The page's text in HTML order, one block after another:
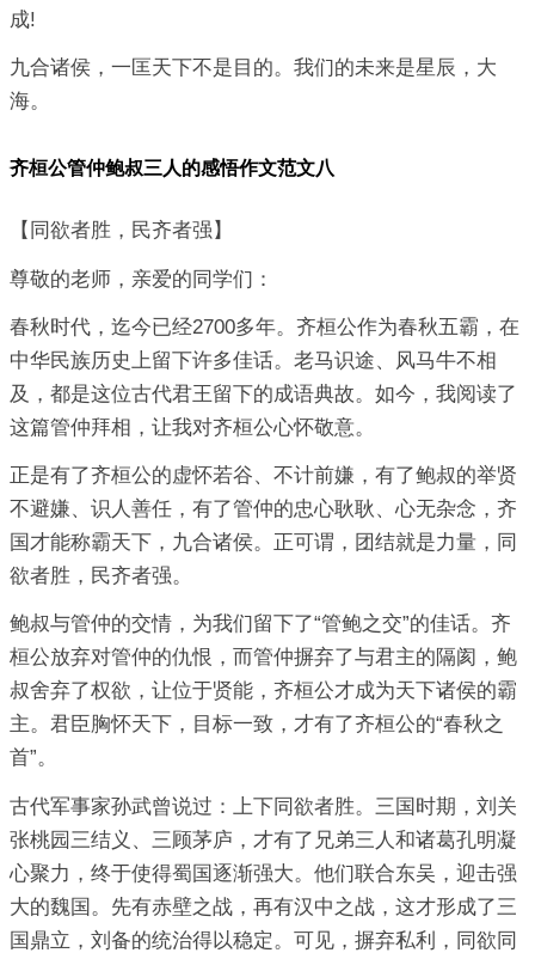
成!
九合诸侯，一匡天下不是目的。我们的未来是星辰，大
海。
齐桓公管仲鲍叔三人的感悟作文范文八
【同欲者胜，民齐者强】
尊敬的老师，亲爱的同学们：
春秋时代，迄今已经2700多年。齐桓公作为春秋五霸，在
中华民族历史上留下许多佳话。老马识途、风马牛不相
及，都是这位古代君王留下的成语典故。如今，我阅读了
这篇管仲拜相，让我对齐桓公心怀敬意。
正是有了齐桓公的虚怀若谷、不计前嫌，有了鲍叔的举贤
不避嫌、识人善任，有了管仲的忠心耿耿、心无杂念，齐
国才能称霸天下，九合诸侯。正可谓，团结就是力量，同
欲者胜，民齐者强。
鲍叔与管仲的交情，为我们留下了“管鲍之交”的佳话。齐
桓公放弃对管仲的仇恨，而管仲摒弃了与君主的隔阂，鲍
叔舍弃了权欲，让位于贤能，齐桓公才成为天下诸侯的霸
主。君臣胸怀天下，目标一致，才有了齐桓公的“春秋之
首”。
古代军事家孙武曾说过：上下同欲者胜。三国时期，刘关
张桃园三结义、三顾茅庐，才有了兄弟三人和诸葛孔明凝
心聚力，终于使得蜀国逐渐强大。他们联合东吴，迎击强
大的魏国。先有赤壁之战，再有汉中之战，这才形成了三
国鼎立，刘备的统治得以稳定。可见，摒弃私利，同欲同